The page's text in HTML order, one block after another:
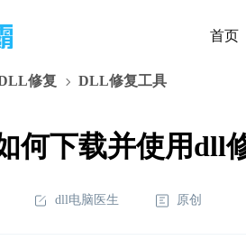
首页
修复 DLL修复工具
何下载并使用dll
dll电脑医生 原创